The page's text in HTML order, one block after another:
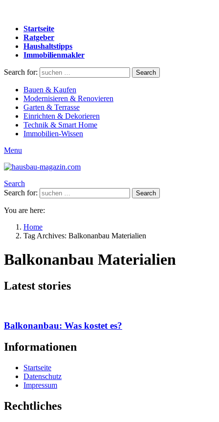
Startseite
Ratgeber
Haushaltstipps
Immobilienmakler
Search for: Search
Bauen & Kaufen
Modernisieren & Renovieren
Garten & Terrasse
Einrichten & Dekorieren
Technik & Smart Home
Immobilien-Wissen
Menu
Search
Search for:
Search
You are here:
Home
Tag Archives: Balkonanbau Materialien
Balkonanbau Materialien
Latest stories
Balkonanbau: Was kostet es?
Informationen
Startseite
Datenschutz
Impressum
Rechtliches